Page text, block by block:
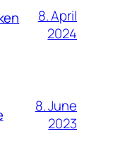
8. April
2024
8. June
2023